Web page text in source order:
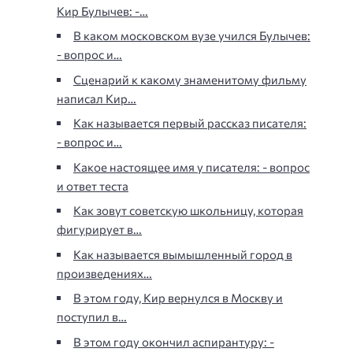
Кир Булычев: -…
В каком московском вузе учился Булычев:
- вопрос и…
Сценарий к какому знаменитому фильму
написал Кир…
Как называется первый рассказ писателя:
- вопрос и…
Какое настоящее имя у писателя: - вопрос
и ответ теста
Как зовут советскую школьницу, которая
фигурирует в…
Как называется вымышленный город в
произведениях…
В этом году, Кир вернулся в Москву и
поступил в…
В этом году окончил аспирантуру: -